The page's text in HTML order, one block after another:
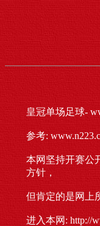
皇冠单场足球-
参考:
本网坚持开赛公
方针，
但肯定的是网上
进入本网: http://